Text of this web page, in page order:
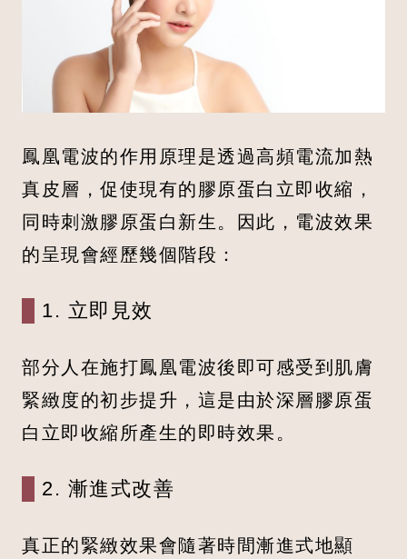
鳳凰電波的作用原理是透過高頻電流加熱
真皮層，促使現有的膠原蛋白立即收縮，
同時刺激膠原蛋白新生。因此，電波效果
的呈現會經歷幾個階段：
1. 立即見效
部分人在施打鳳凰電波後即可感受到肌膚
緊緻度的初步提升，這是由於深層膠原蛋
白立即收縮所產生的即時效果。
2. 漸進式改善
真正的緊緻效果會隨著時間漸進式地顯